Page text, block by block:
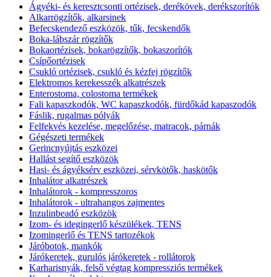
Ágyéki- és keresztcsonti ortézisek, derékövek, derékszorítók
Alkarrögzítők, alkarsinek
Befecskendező eszközök, tűk, fecskendők
Boka-lábszár rögzítők
Bokaortézisek, bokarögzítők, bokaszorítók
Csípőortézisek
Csukló ortézisek, csukló és kézfej rögzítők
Elektromos kerekesszék alkatrészek
Enterostoma, colostoma termékek
Fali kapaszkodók, WC kapaszkodók, fürdőkád kapaszodók
Fáslik, rugalmas pólyák
Felfekvés kezelése, megelőzése, matracok, párnák
Gégészeti termékek
Gerincnyújtás eszközei
Hallást segítő eszközök
Hasi- és ágyéksérv eszközei, sérvkötők, haskötők
Inhalátor alkatrészek
Inhalátorok - kompresszoros
Inhalátorok - ultrahangos zajmentes
Inzulinbeadó eszközök
Izom- és idegingerlő készülékek, TENS
Izomingerlő és TENS tartozékok
Járóbotok, mankók
Járókeretek, gurulós járókeretek - rollátorok
Karharisnyák, felső végtag kompressziós termékek